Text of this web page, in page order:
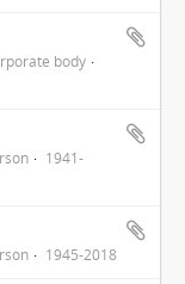
body
1941-
1945-2018